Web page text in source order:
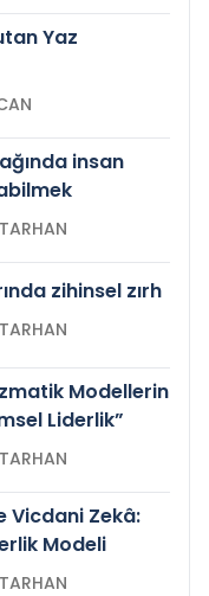
Yaz
insan
Prof.Dr. Nevzat TARHAN
zihinsel zırh
Prof.Dr. Nevzat TARHAN
Modellerin
Liderlik”
Prof.Dr. Nevzat TARHAN
Vicdani Zekâ:
Modeli
Prof.Dr. Nevzat TARHAN